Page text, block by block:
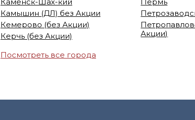
Камышин (ДЛ) без Акции
Кемерово (без Акции)
Керчь (без Акции)
Акции)
Посмотреть все города